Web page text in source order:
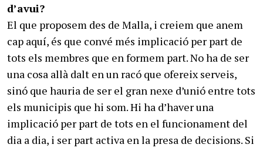
d’avui?
El que proposem des de Malla, i creiem que anem
cap aquí, és que convé més implicació per part de
tots els membres que en formem part. No ha de ser
una cosa allà dalt en un racó que ofereix serveis,
sinó que hauria de ser el gran nexe d’unió entre tots
els municipis que hi som. Hi ha d’haver una
implicació per part de tots en el funcionament del
dia a dia, i ser part activa en la presa de decisions. Si